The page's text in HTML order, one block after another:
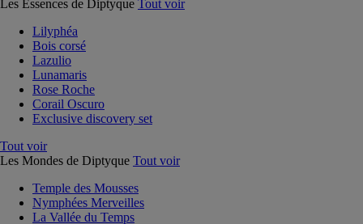
Les Essences de Diptyque Tout voir
Lilyphéa
Bois corsé
Lazulio
Lunamaris
Rose Roche
Corail Oscuro
Exclusive discovery set
Tout voir
Les Mondes de Diptyque Tout voir
Temple des Mousses
Nymphées Merveilles
La Vallée du Temps